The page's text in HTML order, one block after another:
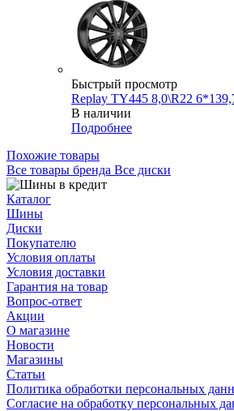
Быстрый просмотр
Replay TY445 8,0\R22
В наличии
Подробнее
Похожие товары
Все товары бренда Все диски
Каталог
Шины
Диски
Покупателю
Условия оплаты
Условия доставки
Гарантия на товар
Вопрос-ответ
Акции
О магазине
Новости
Магазины
Статьи
Политика обработки персональных
Согласие на обработку персональных